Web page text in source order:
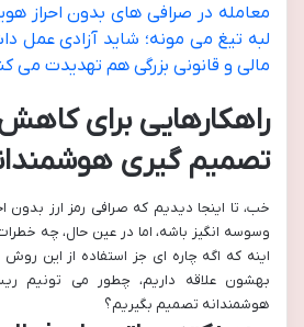
معامله در صرافی های بدون احراز
لبه تیغ می مونه؛ شاید آزادی عمل
مالی و قانونی بزرگی هم تهدیدت می
راهکارهایی برای
تصمیم گیری
خب، تا اینجا دیدیم که صرافی رمز ارز
وسوسه انگیز باشه، اما در عین حال، چه
اینه که اگه چاره ای جز استفاده از این
بهشون علاقه داریم، چطور می تونیم
هوشمندانه تصمیم بگیریم؟